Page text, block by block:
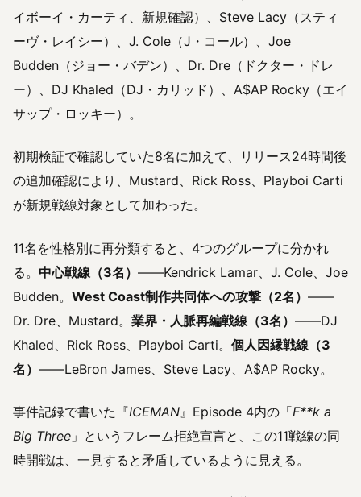
イボーイ・カーティ、新規確認）、Steve Lacy（スティ
ーヴ・レイシー）、J. Cole（J・コール）、Joe
Budden（ジョー・バデン）、Dr. Dre（ドクター・ドレ
ー）、DJ Khaled（DJ・カリッド）、A$AP Rocky（エイ
サップ・ロッキー）。
初期検証で確認していた8名に加えて、リリース24時間後
の追加確認により、Mustard、Rick Ross、Playboi Carti
が新規戦線対象として加わった。
11名を性格別に再分類すると、4つのグループに分かれ
る。 中心戦線（3名） ——Kendrick Lamar、J. Cole、Joe
Budden。 West Coast制作共同体への攻撃（2名） ——
Dr. Dre、Mustard。 業界・人脈再編戦線（3名） ——DJ
Khaled、Rick Ross、Playboi Carti。 個人因縁戦線（3
名） ——LeBron James、Steve Lacy、A$AP Rocky。
事件記録で書いた『ICEMAN 』Episode 4内の「F**k a
Big Three 」というフレーム拒絶宣言と、この11戦線の同
時開戦は、一見すると矛盾しているように見える。